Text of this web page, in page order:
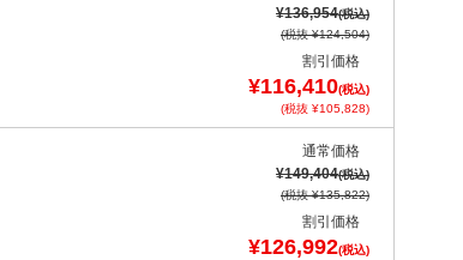
¥136,954(税込)
(税抜 ¥124,504)
割引価格
¥116,410(税込)
(税抜 ¥105,828)
通常価格
¥149,404(税込)
(税抜 ¥135,822)
割引価格
¥126,992(税込)